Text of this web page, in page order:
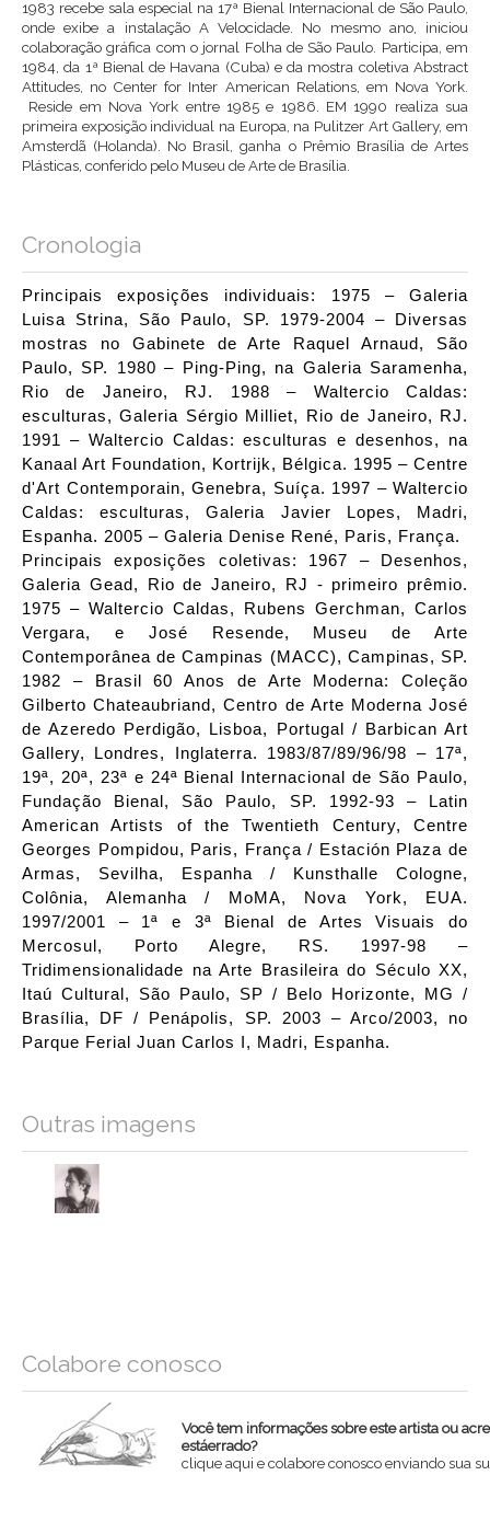
1983 recebe sala especial na 17ª Bienal Internacional de São Paulo,
onde exibe a instalação A Velocidade. No mesmo ano, iniciou
colaboração gráfica com o jornal Folha de São Paulo. Participa, em
1984, da 1ª Bienal de Havana (Cuba) e da mostra coletiva Abstract
Attitudes, no Center for Inter American Relations, em Nova York.
Reside em Nova York entre 1985 e 1986. EM 1990 realiza sua
primeira exposição individual na Europa, na Pulitzer Art Gallery, em
Amsterdã (Holanda). No Brasil, ganha o Prêmio Brasília de Artes
Plásticas, conferido pelo Museu de Arte de Brasília.
Cronologia
Principais exposições individuais: 1975 – Galeria
Luisa Strina, São Paulo, SP. 1979-2004 – Diversas
mostras no Gabinete de Arte Raquel Arnaud, São
Paulo, SP. 1980 – Ping-Ping, na Galeria Saramenha,
Rio de Janeiro, RJ. 1988 – Waltercio Caldas:
esculturas, Galeria Sérgio Milliet, Rio de Janeiro, RJ.
1991 – Waltercio Caldas: esculturas e desenhos, na
Kanaal Art Foundation, Kortrijk, Bélgica. 1995 – Centre
d'Art Contemporain, Genebra, Suíça. 1997 – Waltercio
Caldas: esculturas, Galeria Javier Lopes, Madri,
Espanha. 2005 – Galeria Denise René, Paris, França.
Principais exposições coletivas: 1967 – Desenhos,
Galeria Gead, Rio de Janeiro, RJ - primeiro prêmio.
1975 – Waltercio Caldas, Rubens Gerchman, Carlos
Vergara, e José Resende, Museu de Arte
Contemporânea de Campinas (MACC), Campinas, SP.
1982 – Brasil 60 Anos de Arte Moderna: Coleção
Gilberto Chateaubriand, Centro de Arte Moderna José
de Azeredo Perdigão, Lisboa, Portugal / Barbican Art
Gallery, Londres, Inglaterra. 1983/87/89/96/98 – 17ª,
19ª, 20ª, 23ª e 24ª Bienal Internacional de São Paulo,
Fundação Bienal, São Paulo, SP. 1992-93 – Latin
American Artists of the Twentieth Century, Centre
Georges Pompidou, Paris, França / Estación Plaza de
Armas, Sevilha, Espanha / Kunsthalle Cologne,
Colônia, Alemanha / MoMA, Nova York, EUA.
1997/2001 – 1ª e 3ª Bienal de Artes Visuais do
Mercosul, Porto Alegre, RS. 1997-98 –
Tridimensionalidade na Arte Brasileira do Século XX,
Itaú Cultural, São Paulo, SP / Belo Horizonte, MG /
Brasília, DF / Penápolis, SP. 2003 – Arco/2003, no
Parque Ferial Juan Carlos I, Madri, Espanha.
Outras imagens
Colabore conosco
Você tem informações sobre este artista ou
estáerrado?
clique aqui e colabore conosco enviando sua